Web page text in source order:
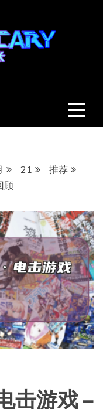
21
推荐
顾
击游戏 –